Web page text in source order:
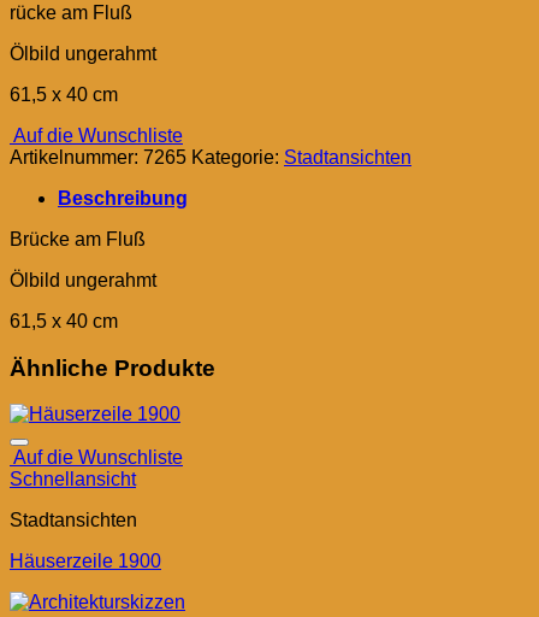
rücke am Fluß
Ölbild ungerahmt
61,5 x 40 cm
Auf die Wunschliste
Artikelnummer: 7265 Kategorie: Stadtansichten
Beschreibung
Brücke am Fluß
Ölbild ungerahmt
61,5 x 40 cm
Ähnliche Produkte
Auf die Wunschliste
Schnellansicht
Stadtansichten
Häuserzeile 1900